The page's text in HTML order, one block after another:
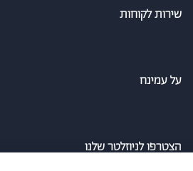
מיטה וחצי
כריות
שירות לקוחות
מדיניות משלוחים
על עמינח
מגזין
הצטרפו לניוזלטר שלנו